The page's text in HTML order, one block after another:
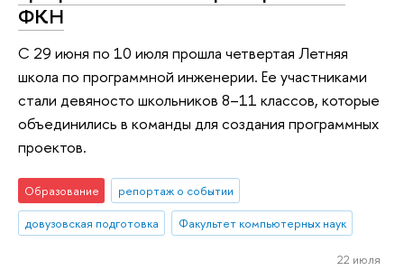
ФКН
С 29 июня по 10 июля прошла четвертая Летняя
школа по программной инженерии. Ее участниками
стали девяносто школьников 8–11 классов, которые
объединились в команды для создания программных
проектов.
Образование
репортаж о событии
довузовская подготовка
Факультет компьютерных наук
22 июля